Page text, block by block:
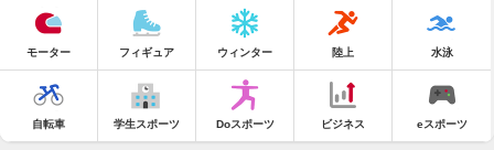
モーター フィギュア ウィンター 陸上 水泳
自転車 学生スポーツ Doスポーツ ビジネス eスポーツ